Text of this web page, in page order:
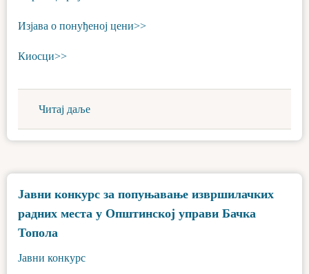
Изјава о понуђеној цени>>
Киосци>>
Читај даље
Јавни конкурс за попуњавање извршилачких
радних места у Општинској управи Бачка
Топола
Јавни конкурс